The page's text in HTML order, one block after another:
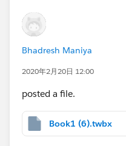
Bhadresh Maniya
2020年2月20日 12:00
posted a file.
Book1 (6).twbx